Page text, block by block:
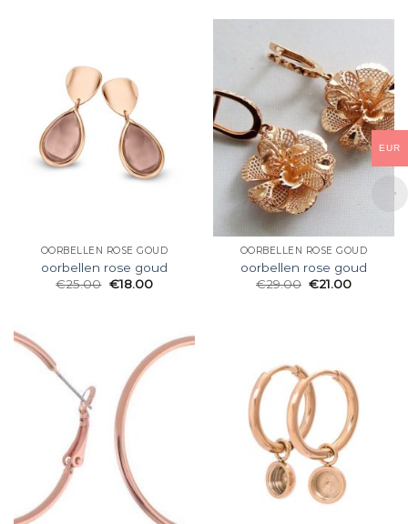
OORBELLEN ROSE GOUD
oorbellen rose goud
€25.00 €18.00
OORBELLEN ROSE GOUD
oorbellen rose goud
€29.00 €21.00
EUR